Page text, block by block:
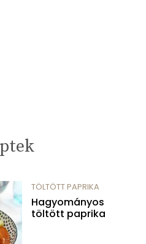
TÖLTÖTT PAPRIKA
Hagyományos
töltött paprika